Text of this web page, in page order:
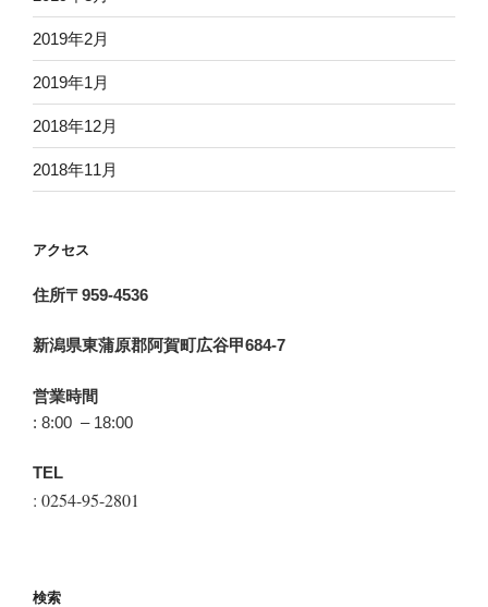
2019年2月
2019年1月
2018年12月
2018年11月
アクセス
住所〒959-4536
新潟県東蒲原郡阿賀町広谷甲684-7
営業時間
: 8:00 – 18:00
TEL
: 0254-95-2801
検索